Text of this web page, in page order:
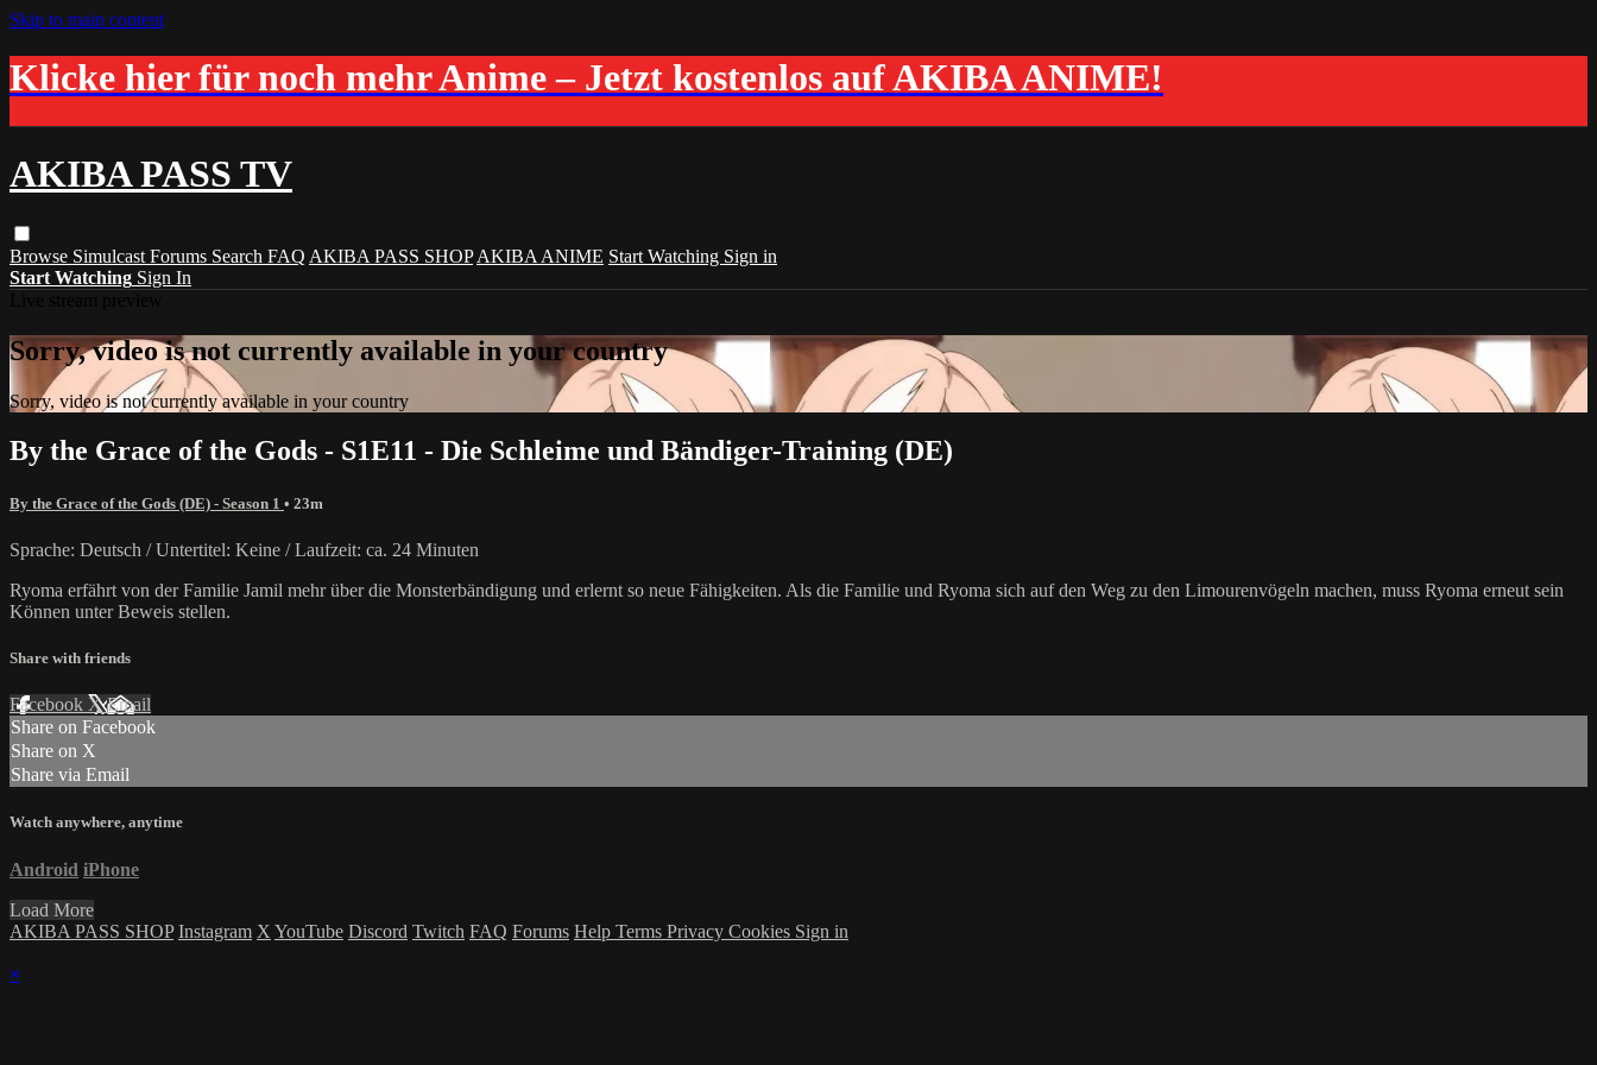
Skip to main content
Klicke hier für noch mehr Anime – Jetzt kostenlos auf AKIBA ANIME!
AKIBA PASS TV
Browse Simulcast Forums Search FAQ AKIBA PASS SHOP AKIBA ANIME Start Watching Sign in
Start Watching Sign In
Sorry, video is not currently available in your country
Sorry, video is not currently available in your country
By the Grace of the Gods - S1E11 - Die Schleime und Bändiger-Training (DE)
By the Grace of the Gods (DE) - Season 1 • 23m
Sprache: Deutsch / Untertitel: Keine / Laufzeit: ca. 24 Minuten
Ryoma erfährt von der Familie Jamil mehr über die Monsterbändigung und erlernt so neue Fähigkeiten. Als die Familie und Ryoma sich auf den Weg zu den Limourenvögeln machen, muss Ryoma erneut sein
Können unter Beweis stellen.
Share with friends
Facebook XEmail
Share on Facebook
Share on X
Share via Email
Watch anywhere, anytime
Android iPhone
Load More
AKIBA PASS SHOP Instagram X YouTube Discord Twitch FAQ Forums Help Terms Privacy Cookies Sign in
×